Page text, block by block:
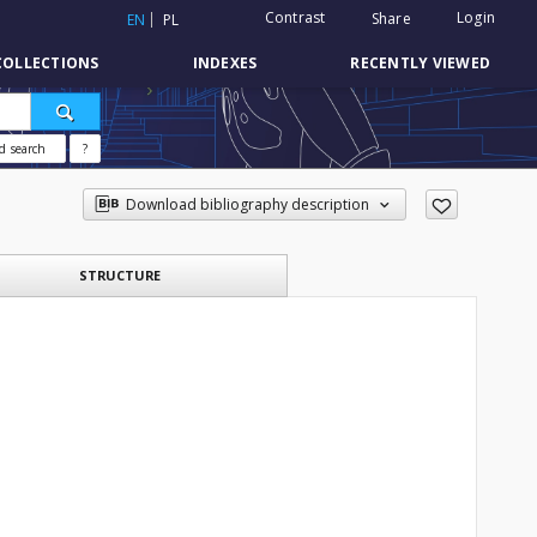
EN PL Contrast Share Login
INDEXES RECENTLY VIEWED
search ?
Download bibliography description
STRUCTURE